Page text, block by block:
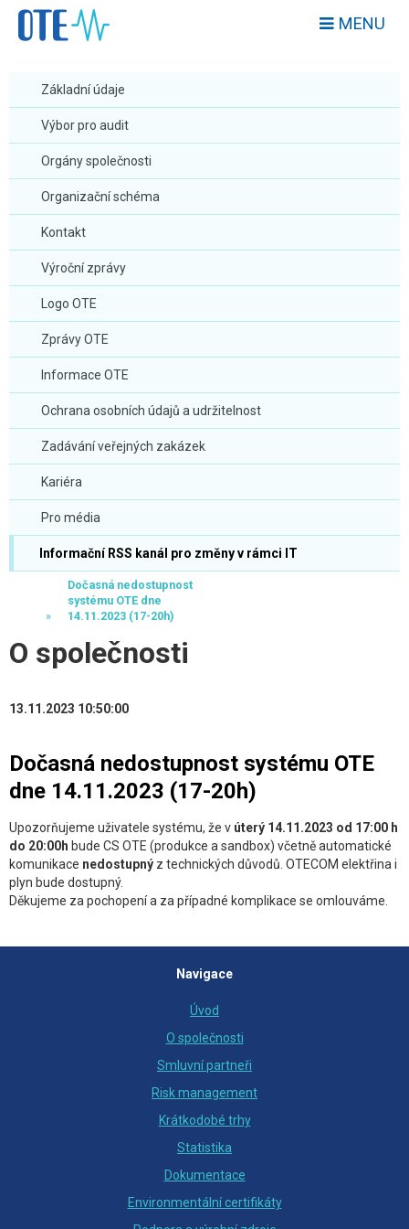
MENU
Základní údaje
Výbor pro audit
Orgány společnosti
Organizační schéma
Kontakt
Výroční zprávy
Logo OTE
Zprávy OTE
Informace OTE
Ochrana osobních údajů a udržitelnost
Zadávání veřejných zakázek
Kariéra
Pro média
Informační RSS kanál pro změny v rámci IT
Dočasná nedostupnost
systému OTE dne
14.11.2023 (17-20h)
O společnosti
13.11.2023 10:50:00
Dočasná nedostupnost systému OTE
dne 14.11.2023 (17-20h)
Upozorňujeme uživatele systému, že v úterý 14.11.2023 od 17:00 h
do 20:00h bude CS OTE (produkce a sandbox) včetně automatické
komunikace nedostupný z technických důvodů. OTECOM elektřina i
plyn bude dostupný.
Děkujeme za pochopení a za případné komplikace se omlouváme.
Navigace
Úvod
O společnosti
Smluvní partneři
Risk management
Krátkodobé trhy
Statistika
Dokumentace
Environmentální certifikáty